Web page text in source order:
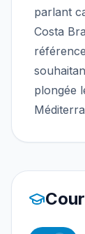
parlant
Costa
plongée